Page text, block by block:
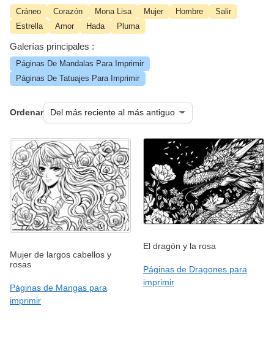
Cráneo Corazón Mona Lisa Mujer Hombre
Salir
Estrella
Amor Hada Pluma
Galerías principales :
Páginas De Mandalas Para Imprimir
Páginas De Tatuajes Para Imprimir
Ordenar
Mujer de largos cabellos y
rosas
Páginas de Mangas para
imprimir
El dragón y la rosa
Páginas de Dragones para
imprimir